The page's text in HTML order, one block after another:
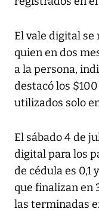
El vale digital se
quien en dos
a la persona,
destacó los
utilizados solo
El sábado 4 de
digital para los
de cédula es 0,1
que finalizan en
las terminadas